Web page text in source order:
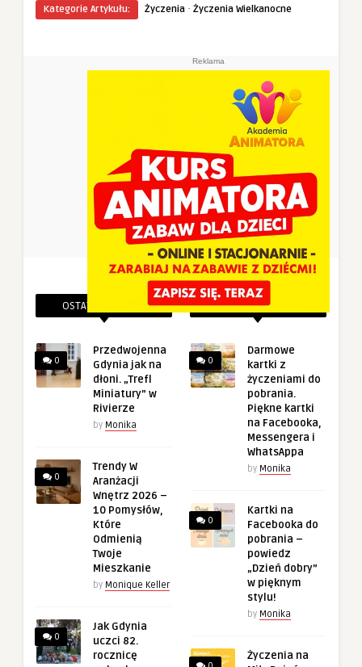
Kategorie Artykułu:
Życzenia · Życzenia Wielkanocne
Reklama
OSTATNIE PINEZKI
0
Przedwojenna
Gdynia jak na
dłoni. „Trefl
Miniatury” w
Rivierze
by Monika
0
Trendy W
Aranżacji
Wnętrz 2026 –
10 Pomysłów,
Które
Odmienią
Twoje
Mieszkanie
by Monique Keller
0
Jak Gdynia
uczci 82.
rocznicę
POWIĄZANE PINEZKI
0
Darmowe
kartki z
życzeniami do
pobrania.
Piękne kartki
na Facebooka,
Messengera i
WhatsAppa
by Monika
0
Kartki na
Facebooka do
pobrania –
powiedz
„Dzień dobry”
w pięknym
stylu!
by Monika
Życzenia na